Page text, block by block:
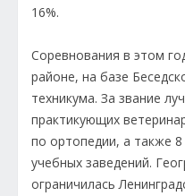
16%.
Соревнования в этом
районе, на базе
техникума. За звание
практикующих
по ортопедии, а также
учебных заведений.
ограничилась